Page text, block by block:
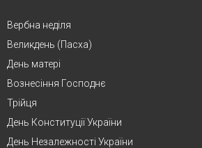
Вербна неділя
Великдень (Пасха)
День матері
Вознесіння Господнє
Трійця
День Конституції України
День Незалежності України